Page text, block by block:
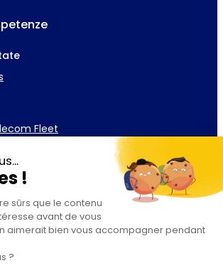
!
sûrs que le contenu
avant de vous
aimerait bien vous accompagner pendant
?
Fleet
Richiedi una demo